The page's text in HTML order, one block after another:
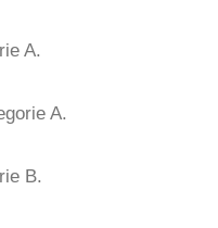
A.
A.
B.